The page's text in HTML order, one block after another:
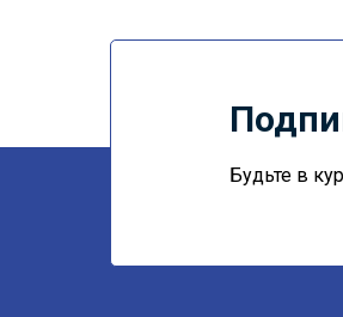
Будьте в